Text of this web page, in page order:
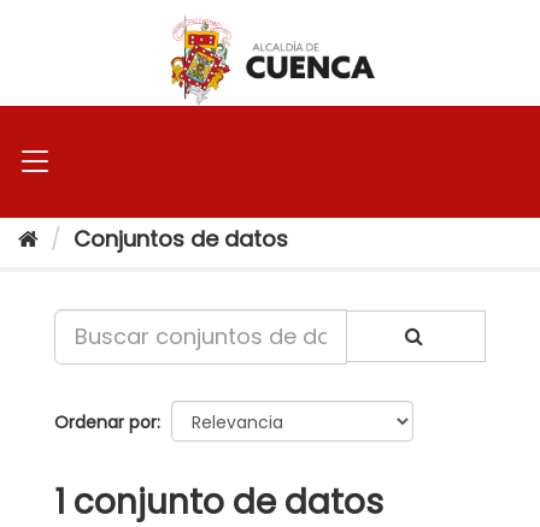
Conjuntos de datos
Ordenar por
1 conjunto de datos